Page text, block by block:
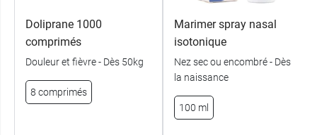
Doliprane 1000
comprimés
Douleur et fièvre - Dès 50kg
8 comprimés
Marimer spray nasal
isotonique
Nez sec ou encombré - Dès
la naissance
100 ml